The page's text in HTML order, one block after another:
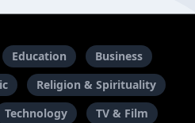
Education
Business
Religion & Spirituality
Technology
TV & Film